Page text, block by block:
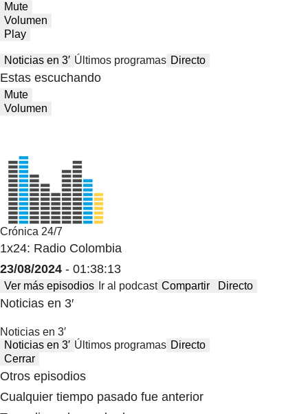
Mute
Volumen
Play
Noticias en 3′ Últimos programas Directo
Estas escuchando
Mute
Volumen
Crónica 24/7
1x24: Radio Colombia
23/08/2024 - 01:38:13
Ver más episodios Ir al podcast Compartir Directo
Noticias en 3′
Noticias en 3′
Noticias en 3′ Últimos programas Directo
Cerrar
Otros episodios
Cualquier tiempo pasado fue anterior